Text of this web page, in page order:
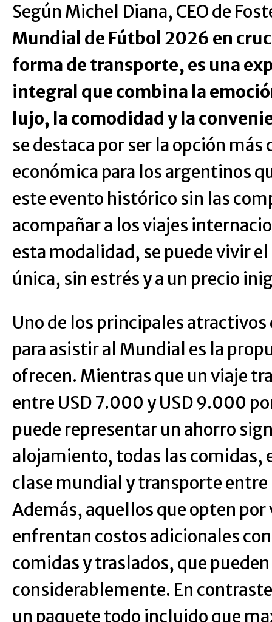
Según Michel Diana, CEO de
Mundial de Fútbol 2026 en
forma de transporte, es una
integral que combina la
lujo, la comodidad y la
se destaca por ser la opción más
económica para los argentinos
este evento histórico sin las
acompañar a los viajes
esta modalidad, se puede vivir
única, sin estrés y a un precio
Uno de los principales
para asistir al Mundial es la
ofrecen. Mientras que un viaje
entre USD 7.000 y USD 9.000
puede representar un ahorro
alojamiento, todas las
clase mundial y transporte
Además, aquellos que opten
enfrentan costos adicionales
comidas y traslados, que
considerablemente. En
un paquete todo incluido que